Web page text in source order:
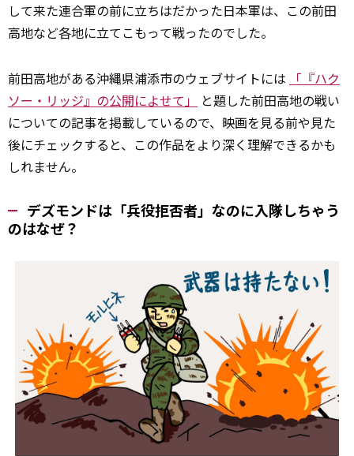
して来た連合軍の前に立ちはだかった日本軍は、この前田
高地など各地に立てこもって戦ったのでした。
前田高地がある沖縄県浦添市のウェブサイトには
「『ハク
ソー・リッジ』の公開によせて」
と題した前田高地の戦い
についての記事を掲載しているので、映画を見る前や見た
後にチェックすると、この作品をより深く理解できるかも
しれません。
デズモンドは「兵役拒否者」なのに入隊しちゃう
のはなぜ？